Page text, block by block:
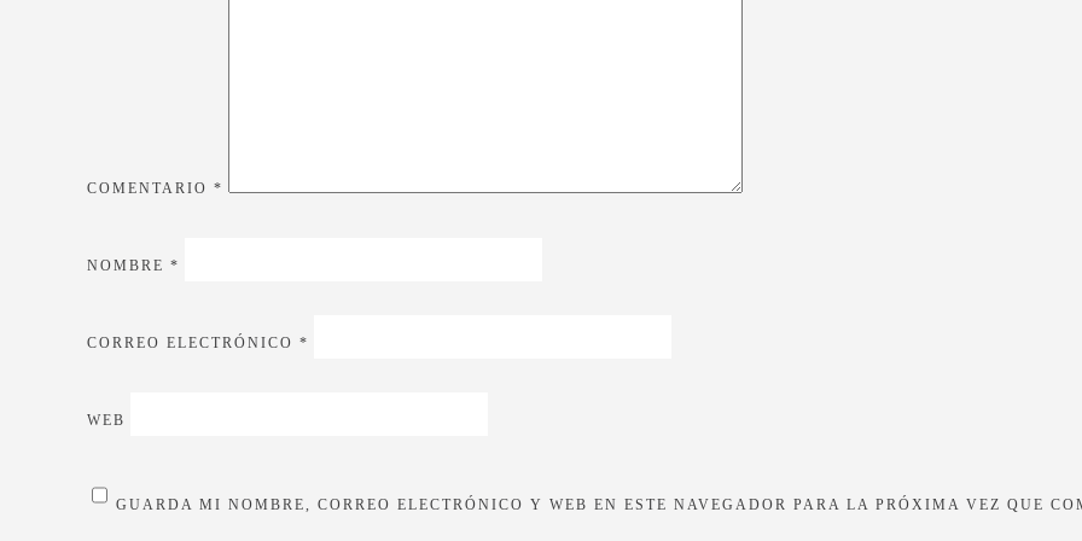
COMENTARIO *
NOMBRE *
CORREO ELECTRÓNICO *
WEB
GUARDA MI NOMBRE, CORREO ELECTRÓNICO Y WEB EN ESTE NAVEGADOR PARA LA PRÓXIMA VEZ QUE